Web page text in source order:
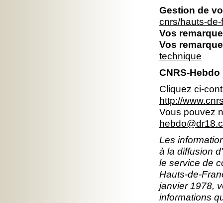
Gestion de
cnrs/hauts-
Vos
Vos
technique
CNRS-
Cliquez ci-
http://
Vous pouvez
Les
à la diffusion
le service de
Hauts-de-
janvier 1978,
informations